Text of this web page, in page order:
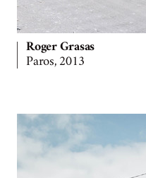
Roger Grasas
Paros, 2013